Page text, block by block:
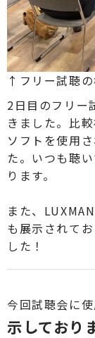
↑フリー試聴の
2日目のフリー
きました。比
ソフトを使用
た。いつも聴
ります。
また、
も展示されて
した！
今回試聴会に
示 しており